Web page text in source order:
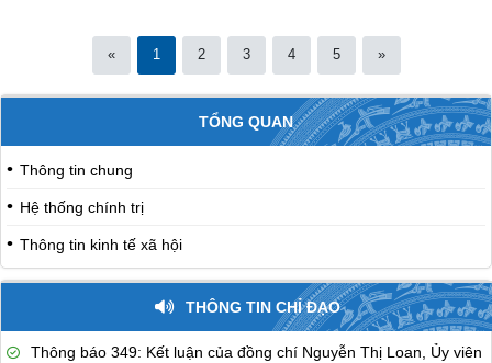
« 1 2 3 4 5 »
TỔNG QUAN
Thông tin chung
Hệ thống chính trị
Thông tin kinh tế xã hội
THÔNG TIN CHỈ ĐẠO
Thông báo 349: Kết luận của đồng chí Nguyễn Thị Loan, Ủy viên